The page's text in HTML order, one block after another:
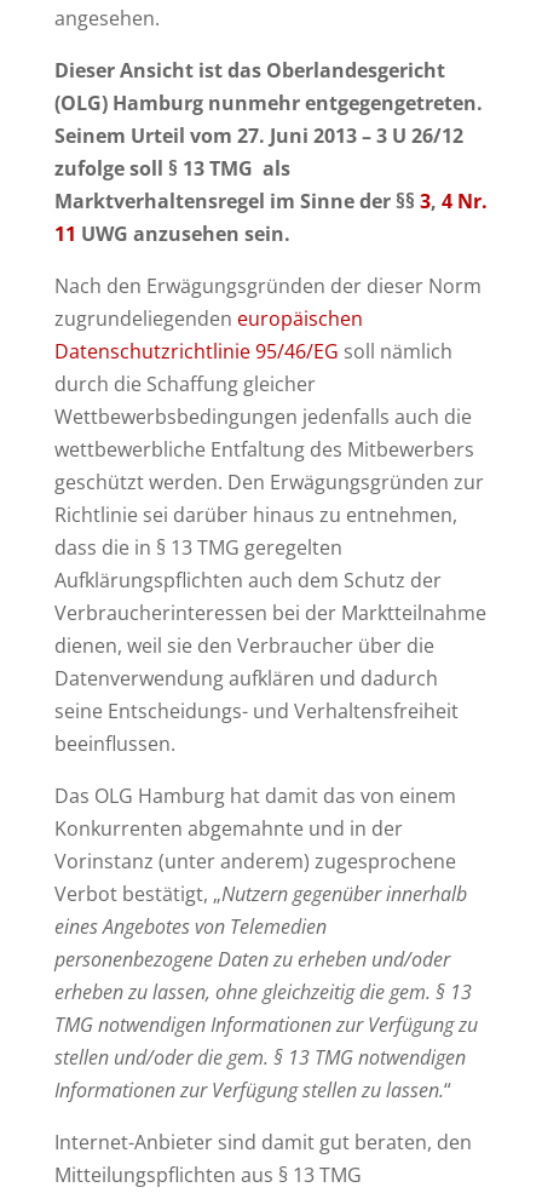
angesehen.
Dieser Ansicht ist das Oberlandesgericht
(OLG) Hamburg nunmehr entgegengetreten.
Seinem Urteil vom 27. Juni 2013 – 3 U 26/12
zufolge soll § 13 TMG als
Marktverhaltensregel im Sinne der §§ 3, 4 Nr.
11 UWG anzusehen sein.
Nach den Erwägungsgründen der dieser Norm
zugrundeliegenden europäischen
Datenschutzrichtlinie 95/46/EG soll nämlich
durch die Schaffung gleicher
Wettbewerbsbedingungen jedenfalls auch die
wettbewerbliche Entfaltung des Mitbewerbers
geschützt werden. Den Erwägungsgründen zur
Richtlinie sei darüber hinaus zu entnehmen,
dass die in § 13 TMG geregelten
Aufklärungspflichten auch dem Schutz der
Verbraucherinteressen bei der Marktteilnahme
dienen, weil sie den Verbraucher über die
Datenverwendung aufklären und dadurch
seine Entscheidungs- und Verhaltensfreiheit
beeinflussen.
Das OLG Hamburg hat damit das von einem
Konkurrenten abgemahnte und in der
Vorinstanz (unter anderem) zugesprochene
Verbot bestätigt, „Nutzern gegenüber innerhalb
eines Angebotes von Telemedien
personenbezogene Daten zu erheben und/oder
erheben zu lassen, ohne gleichzeitig die gem. § 13
TMG notwendigen Informationen zur Verfügung zu
stellen und/oder die gem. § 13 TMG notwendigen
Informationen zur Verfügung stellen zu lassen.“
Internet-Anbieter sind damit gut beraten, den
Mitteilungspflichten aus § 13 TMG